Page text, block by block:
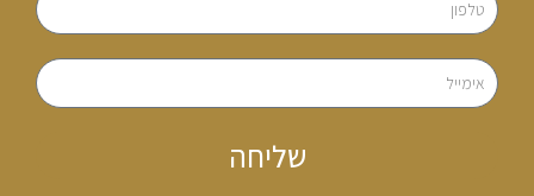
שליחה